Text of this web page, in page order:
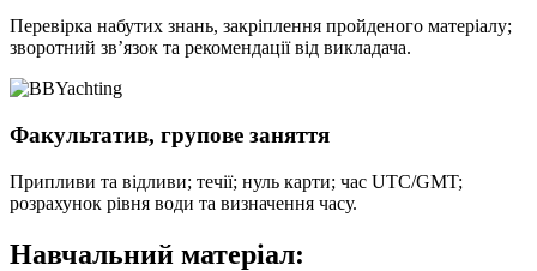
Перевірка набутих знань, закріплення пройденого матеріалу;
зворотний зв’язок та рекомендації від викладача.
Факультатив, групове заняття
Припливи та відливи; течії; нуль карти; час UTC/GMT;
розрахунок рівня води та визначення часу.
Навчальний матеріал: